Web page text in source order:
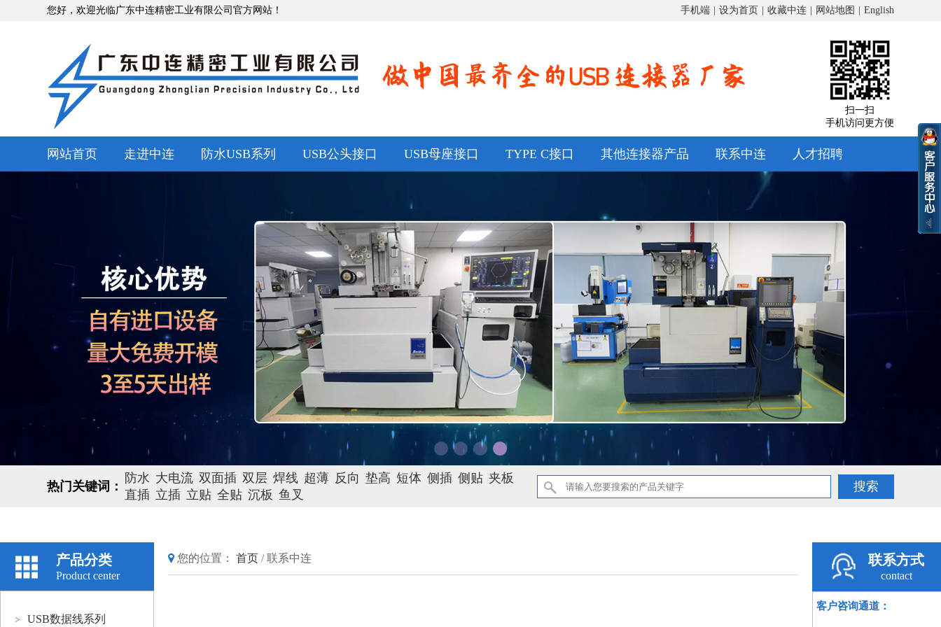
您好，欢迎光临广东中连精密工业有限公司官方网站！ 手机端 设为首页 收藏中连 网站地图 English
扫一扫
手机访问更方便
网站首页 走进中连 防水USB系列 USB公头接口 USB母座接口 TYPE C接口 其他连接器产品 联系中连 人才招聘
热门关键词：
防水 大电流 双面插 双层 焊线 超薄 反向 垫高 短体 侧插 侧贴 夹板
直插 立插 立贴 全贴 沉板 鱼叉
产品分类
Product center
> USB数据线系列
您的位置： 首页 /联系中连 联系方式
contact
客户咨询通道：